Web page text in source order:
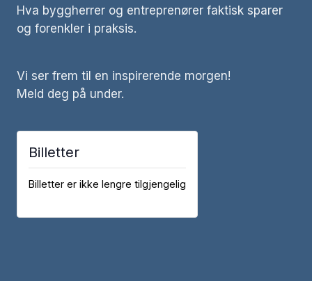
Hva byggherrer og entreprenører faktisk sparer
og forenkler i praksis.
Vi ser frem til en inspirerende morgen!
Meld deg på under.
Billetter
Billetter er ikke lengre tilgjengelig